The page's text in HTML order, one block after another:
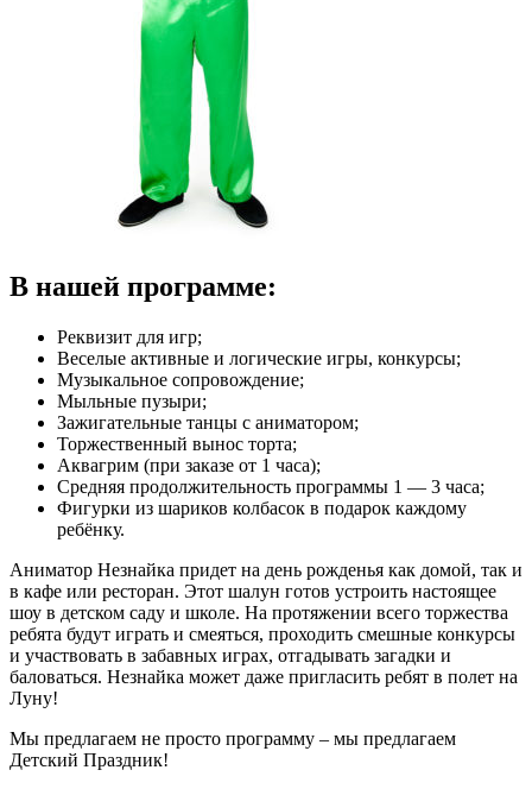
В нашей программе:
Реквизит для игр;
Веселые активные и логические игры, конкурсы;
Музыкальное сопровождение;
Мыльные пузыри;
Зажигательные танцы с аниматором;
Торжественный вынос торта;
Аквагрим (при заказе от 1 часа);
Средняя продолжительность программы 1 — 3 часа;
Фигурки из шариков колбасок в подарок каждому
ребёнку.
Аниматор Незнайка придет на день рожденья как домой, так и
в кафе или ресторан. Этот шалун готов устроить настоящее
шоу в детском саду и школе. На протяжении всего торжества
ребята будут играть и смеяться, проходить смешные конкурсы
и участвовать в забавных играх, отгадывать загадки и
баловаться. Незнайка может даже пригласить ребят в полет на
Луну!
Мы предлагаем не просто программу – мы предлагаем
Детский Праздник!